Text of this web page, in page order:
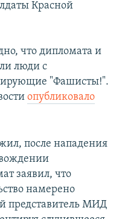
Красной
что дипломата и
люди с
"Фашисты!".
опубликовало
после нападения
заявил, что
намерено
представитель МИД